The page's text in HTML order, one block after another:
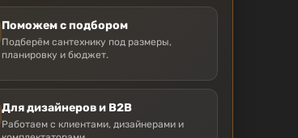
Поможем с подбором
Подберём сантехнику под размеры,
планировку и бюджет.
Для дизайнеров и B2B
Работаем с клиентами, дизайнерами и